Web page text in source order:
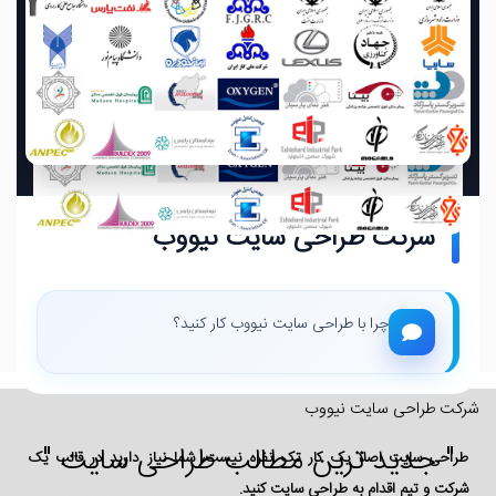
شرکت طراحی سایت نیووب
چرا با طراحی سایت نیووب کار کنید؟
شرکت طراحی سایت نیووب
طراحی سایت اصلا یک کار تک نفره نیست، شما نیاز دارید در قالب یک
شرکت و تیم اقدام به طراحی سایت کنید.
" جدید ترین مطالب طراحی سایت "